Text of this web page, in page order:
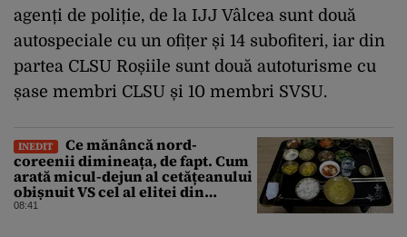
agenți de poliție, de la IJJ Vâlcea sunt două
autospeciale cu un ofițer și 14 subofiteri, iar din
partea CLSU Roșiile sunt două autoturisme cu
șase membri CLSU și 10 membri SVSU.
INEDIT
Ce mănâncă nord-
coreenii dimineața, de fapt. Cum
arată micul-dejun al cetățeanului
obișnuit VS cel al elitei din
Phenian
08:41